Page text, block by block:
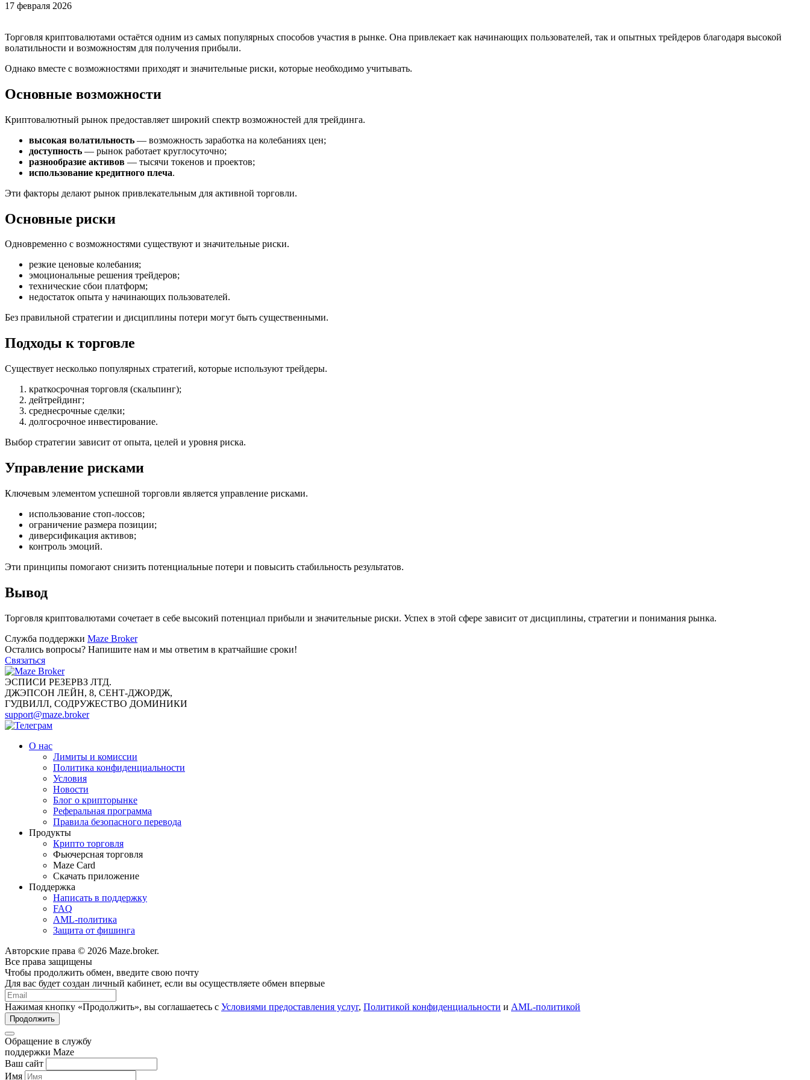
17 февраля 2026
Торговля криптовалютами остаётся одним из самых популярных способов участия в рынке. Она привлекает как начинающих пользователей, так и опытных трейдеров благодаря высокой
волатильности и возможностям для получения прибыли.
Однако вместе с возможностями приходят и значительные риски, которые необходимо учитывать.
Основные возможности
Криптовалютный рынок предоставляет широкий спектр возможностей для трейдинга.
высокая волатильность — возможность заработка на колебаниях цен;
доступность — рынок работает круглосуточно;
разнообразие активов — тысячи токенов и проектов;
использование кредитного плеча.
Эти факторы делают рынок привлекательным для активной торговли.
Основные риски
Одновременно с возможностями существуют и значительные риски.
резкие ценовые колебания;
эмоциональные решения трейдеров;
технические сбои платформ;
недостаток опыта у начинающих пользователей.
Без правильной стратегии и дисциплины потери могут быть существенными.
Подходы к торговле
Существует несколько популярных стратегий, которые используют трейдеры.
краткосрочная торговля (скальпинг);
дейтрейдинг;
среднесрочные сделки;
долгосрочное инвестирование.
Выбор стратегии зависит от опыта, целей и уровня риска.
Управление рисками
Ключевым элементом успешной торговли является управление рисками.
использование стоп-лоссов;
ограничение размера позиции;
диверсификация активов;
контроль эмоций.
Эти принципы помогают снизить потенциальные потери и повысить стабильность результатов.
Вывод
Торговля криптовалютами сочетает в себе высокий потенциал прибыли и значительные риски. Успех в этой сфере зависит от дисциплины, стратегии и понимания рынка.
Служба поддержки Maze Broker
Остались вопросы? Напишите нам и мы ответим в кратчайшие сроки!
Связаться
ЭСПИСИ РЕЗЕРВЗ ЛТД.
ДЖЭПСОН ЛЕЙН, 8, СЕНТ-ДЖОРДЖ,
ГУДВИЛЛ, СОДРУЖЕСТВО ДОМИНИКИ
support@maze.broker
О нас
Лимиты и комиссии
Политика конфиденциальности
Условия
Новости
Блог о крипторынке
Реферальная программа
Правила безопасного перевода
Продукты
Крипто торговля
Фьючерсная торговля
Maze Card
Скачать приложение
Поддержка
Написать в поддержку
FAQ
AML-политика
Защита от фишинга
Авторские права © 2026 Maze.broker.
Все права защищены
Чтобы продолжить обмен, введите свою почту
Для вас будет создан личный кабинет, если вы осуществляете обмен впервые
Нажимая кнопку «Продолжить», вы соглашаетесь с Условиями предоставления услуг, Политикой конфиденциальности и AML-политикой
Продолжить
Обращение в службу
поддержки Maze
Ваш сайт
Имя